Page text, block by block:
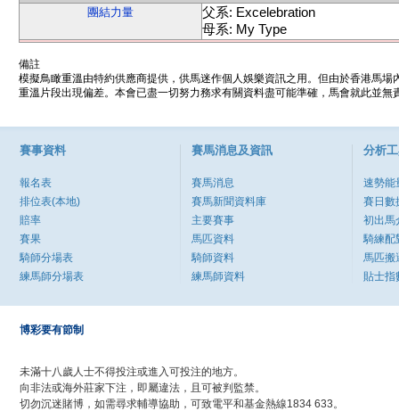
團結力量
父系: Excelebration
母系: My Type
備註
模擬鳥瞰重溫由特約供應商提供，供馬迷作個人娛樂資訊之用。但由於香港馬
重溫片段出現偏差。本會已盡一切努力務求有關資料盡可能準確，馬會就此並
賽事資料
報名表
排位表(本地)
賠率
賽果
騎師分場表
練馬師分場表
賽馬消息及資訊
賽馬消息
賽馬新聞資料庫
主要賽事
馬匹資料
騎師資料
練馬師資料
分析
速勢能
賽日數
初出馬
騎練配
馬匹搬
貼士指
博彩要有節制
未滿十八歲人士不得投注或進入可投注的地方。
向非法或海外莊家下注，即屬違法，且可被判監禁。
切勿沉迷賭博，如需尋求輔導協助，可致電平和基金熱線1834 633。